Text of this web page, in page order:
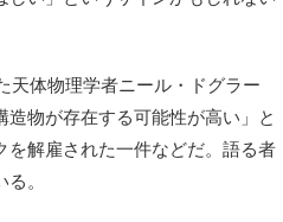
体物理学者ニール・ドグラー
物が存在する可能性が高い」と
解雇された一件などだ。語る者
。